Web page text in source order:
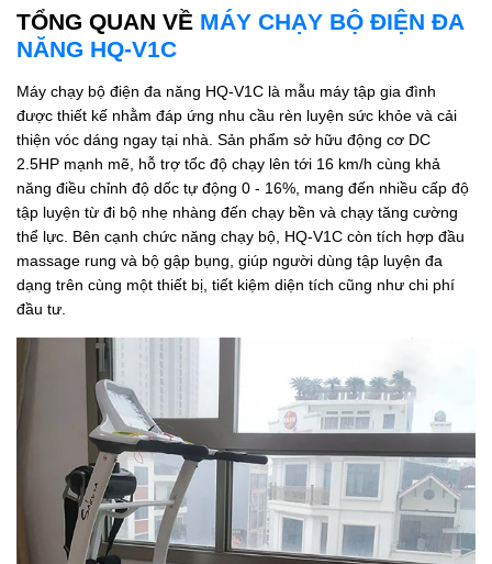
TỔNG QUAN VỀ MÁY CHẠY BỘ ĐIỆN ĐA
NĂNG HQ-V1C
Máy chạy bộ điện đa năng HQ-V1C là mẫu máy tập gia đình
được thiết kế nhằm đáp ứng nhu cầu rèn luyện sức khỏe và cải
thiện vóc dáng ngay tại nhà. Sản phẩm sở hữu động cơ DC
2.5HP mạnh mẽ, hỗ trợ tốc độ chạy lên tới 16 km/h cùng khả
năng điều chỉnh độ dốc tự động 0 - 16%, mang đến nhiều cấp độ
tập luyện từ đi bộ nhẹ nhàng đến chạy bền và chạy tăng cường
thể lực. Bên cạnh chức năng chạy bộ, HQ-V1C còn tích hợp đầu
massage rung và bộ gập bụng, giúp người dùng tập luyện đa
dạng trên cùng một thiết bị, tiết kiệm diện tích cũng như chi phí
đầu tư.